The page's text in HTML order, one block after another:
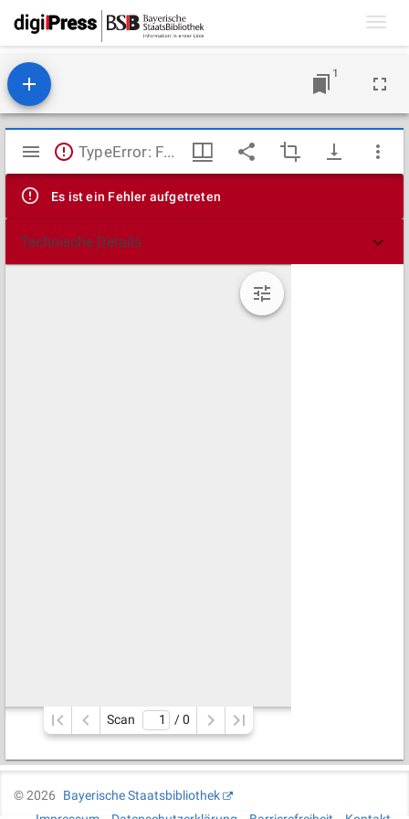
1
Mirador
Viewer
TypeError: Failed to fetch
Es ist ein Fehler aufgetreten
Technische Details
Scan / 0
©2026
Bayerische Staatsbibliothek